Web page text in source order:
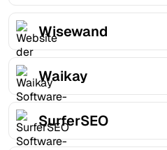
Wisewand
Waikay
SurferSEO